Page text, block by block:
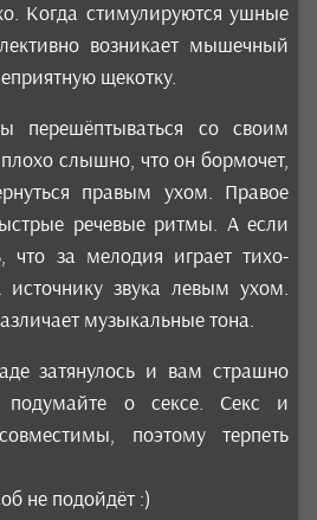
Когда стимулируются ушные
возникает мышечный
щекотку.
перешёптываться со своим
слышно, что он бормочет,
правым ухом. Правое
речевые ритмы. А если
что за мелодия играет тихо-
источнику звука левым ухом.
музыкальные тона.
затянулось и вам страшно
подумайте о сексе. Секс и
поэтому терпеть
не подойдёт :)